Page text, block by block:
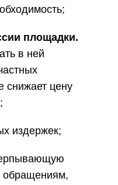
площадки.
в ней
снижает цену
издержек;
обращениям,